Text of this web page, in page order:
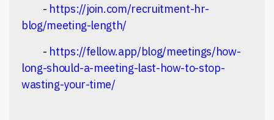
- https://join.com/recruitment-hr-
blog/meeting-length/
- https://fellow.app/blog/meetings/how-
long-should-a-meeting-last-how-to-stop-
wasting-your-time/